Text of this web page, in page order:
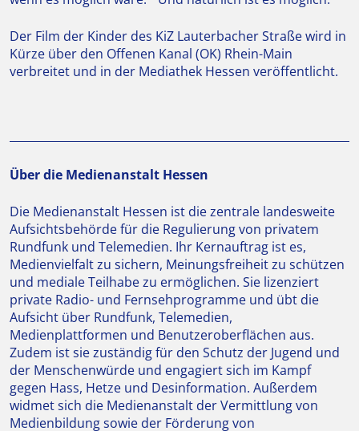
Der Film der Kinder des KiZ Lauterbacher Straße wird in
Kürze über den Offenen Kanal (OK) Rhein-Main
verbreitet und in der Mediathek Hessen veröffentlicht.
Über die Medienanstalt Hessen
Die Medienanstalt Hessen ist die zentrale landesweite
Aufsichtsbehörde für die Regulierung von privatem
Rundfunk und Telemedien. Ihr Kernauftrag ist es,
Medienvielfalt zu sichern, Meinungsfreiheit zu schützen
und mediale Teilhabe zu ermöglichen. Sie lizenziert
private Radio- und Fernsehprogramme und übt die
Aufsicht über Rundfunk, Telemedien,
Medienplattformen und Benutzeroberflächen aus.
Zudem ist sie zuständig für den Schutz der Jugend und
der Menschenwürde und engagiert sich im Kampf
gegen Hass, Hetze und Desinformation. Außerdem
widmet sich die Medienanstalt der Vermittlung von
Medienbildung sowie der Förderung von